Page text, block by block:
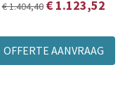
€ 1.404,40 € 1.123,52
OFFERTE AANVRAAG